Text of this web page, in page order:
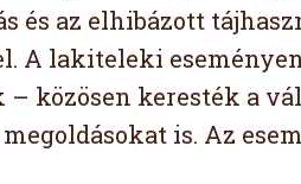
és az elhibázott
A lakiteleki
közösen keresték a
is. Az